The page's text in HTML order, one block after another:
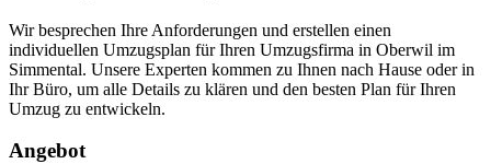
Wir besprechen Ihre Anforderungen und erstellen einen
individuellen Umzugsplan für Ihren Umzugsfirma in Oberwil im
Simmental. Unsere Experten kommen zu Ihnen nach Hause oder in
Ihr Büro, um alle Details zu klären und den besten Plan für Ihren
Umzug zu entwickeln.
Angebot